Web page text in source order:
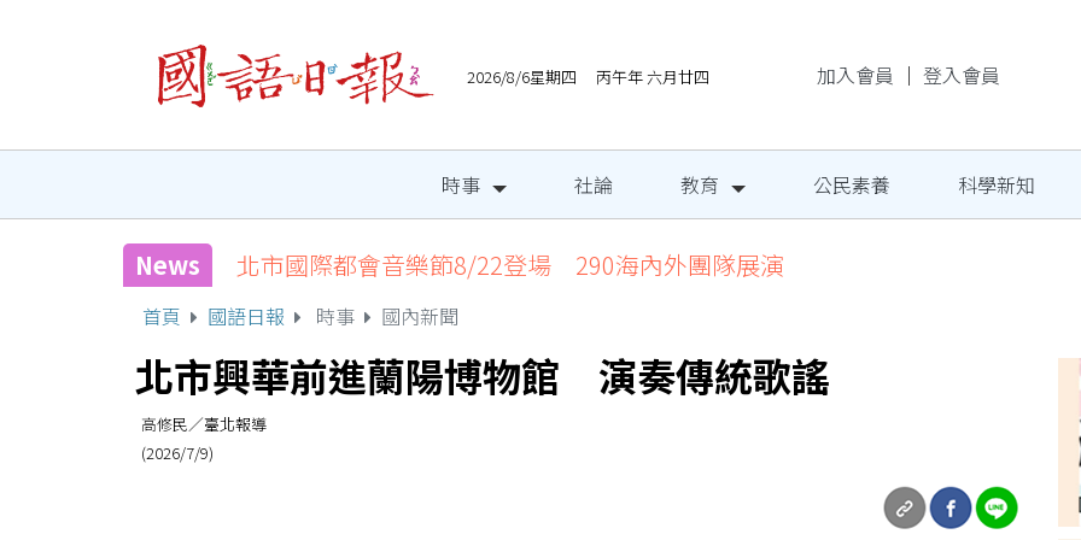
2026/8/6星期四 丙午年 六月廿四 加入會員 ｜ 登入會員
時事 社論 教育 公民素養 科學新知
News 北市國際都會音樂節8/22登場 290海內外團隊展演
首頁 國語日報 時事 國內新聞
北市興華前進蘭陽博物館 演奏傳統歌謠
高修民／臺北報導
(2026/7/9)